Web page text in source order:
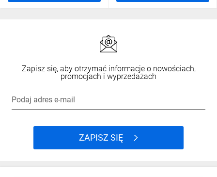
Zapisz się, aby otrzymać informacje o nowościach,
promocjach i wyprzedażach
Podaj adres e-mail
ZAPISZ SIĘ